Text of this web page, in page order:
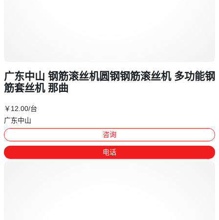
广东中山 钢筋滚丝机圆钢钢筋滚丝机 多功能钢
筋套丝机 那曲
￥ 12 .00/台
广东中山
咨询
电话